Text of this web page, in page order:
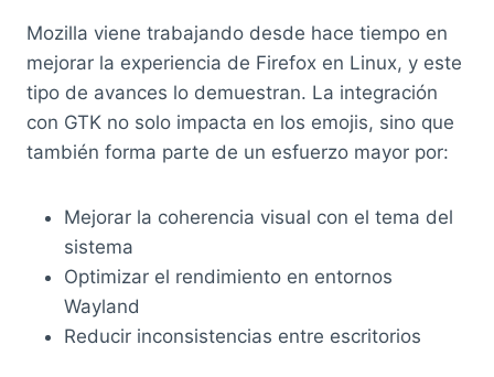
Mozilla viene trabajando desde hace tiempo en
mejorar la experiencia de Firefox en Linux, y este
tipo de avances lo demuestran. La integración
con GTK no solo impacta en los emojis, sino que
también forma parte de un esfuerzo mayor por:
Mejorar la coherencia visual con el tema del
sistema
Optimizar el rendimiento en entornos
Wayland
Reducir inconsistencias entre escritorios